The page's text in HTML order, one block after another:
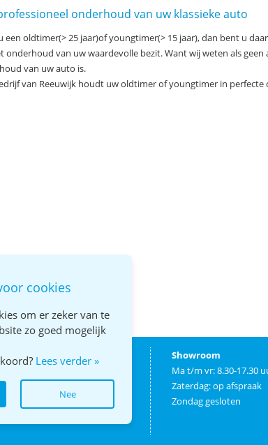
cookies
om er zeker van te
zo goed mogelijk
Lees verder »
Nee
onderhoud van uw klassieke auto
een oldtimer(> 25 jaar)of youngtimer(> 15 jaar), dan bent u
onderhoud van uw waardevolle bezit. Want wij weten als
van uw auto is.
van Reeuwijk houdt uw oldtimer of youngtimer in perfecte
van Reeuwijk B.V.
Nieuwerkerk a/d IJssel
Showroom
Ma t/m vr: 8.30-17.30
Zaterdag: op afspraak
Zondag gesloten